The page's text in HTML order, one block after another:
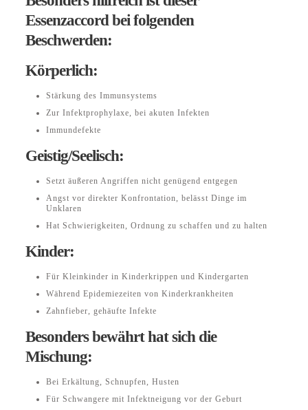
Essenzaccord bei folgenden
Beschwerden:
Körperlich:
Stärkung des Immunsystems
Zur Infektprophylaxe, bei akuten Infekten
Immundefekte
Geistig/Seelisch:
Setzt äußeren Angriffen nicht genügend entgegen
Angst vor direkter Konfrontation, belässt Dinge im
Unklaren
Hat Schwierigkeiten, Ordnung zu schaffen und zu halten
Kinder:
Für Kleinkinder in Kinderkrippen und Kindergarten
Während Epidemiezeiten von Kinderkrankheiten
Zahnfieber, gehäufte Infekte
Besonders bewährt hat sich die
Mischung:
Bei Erkältung, Schnupfen, Husten
Für Schwangere mit Infektneigung vor der Geburt